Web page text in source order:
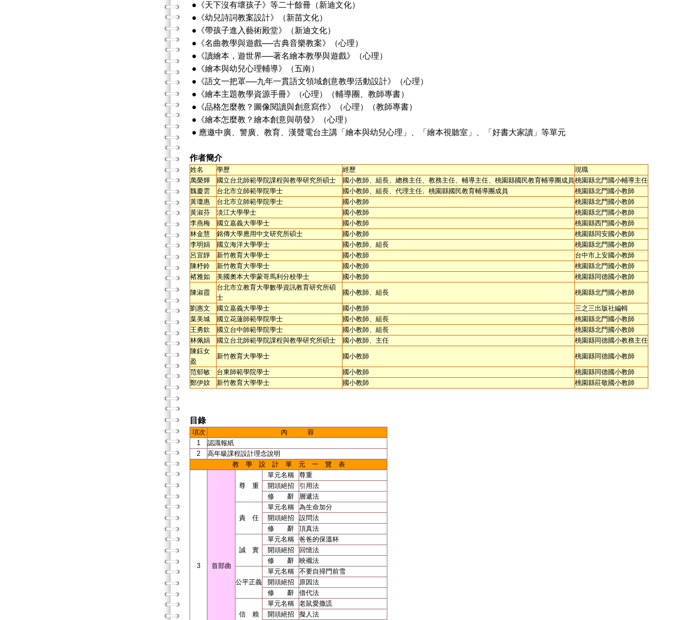
●《天下沒有壞孩子》等二十餘冊（新迪文化）
●《幼兒詩詞教案設計》（新苗文化）
●《帶孩子進入藝術殿堂》（新迪文化）
●《名曲教學與遊戲──古典音樂教案》（心理）
●《讀繪本，遊世界──著名繪本教學與遊戲》（心理）
●《繪本與幼兒心理輔導》（五南）
●《語文一把罩──九年一貫語文領域創意教學活動設計》（心理）
●《繪本主題教學資源手冊》（心理）（輔導團、教師專書）
●《品格怎麼教？圖像閱讀與創意寫作》（心理）（教師專書）
●《繪本怎麼教？繪本創意與萌發》（心理）
● 應邀中廣、警廣、教育、漢聲電台主講「繪本與幼兒心理」、「繪本視聽室」、「好書大家讀」等單元
作者簡介
姓名 學歷 經歷
現職
萬榮輝
國立台北師範學院課程與教學研究所碩士 國小教師、組長、總務主任、教務主任、輔導主任、桃園縣國民教育輔導團成員 桃園縣北門國小輔導主任
魏慶雲
台北市立師範學院學士 國小教師、組長、代理主任、桃園縣國民教育輔導團成員
桃園縣北門國小教師
黃瓊惠
台北市立師範學院學士 國小教師
桃園縣北門國小教師
黃淑芬
淡江大學學士 國小教師
桃園縣北門國小教師
李燕梅
國立嘉義大學學士 國小教師
桃園縣西門國小教師
林金慧
銘傳大學應用中文研究所碩士 國小教師
桃園縣同安國小教師
李明娟
國立海洋大學學士 國小教師、組長
桃園縣北門國小教師
呂宜靜
新竹教育大學學士 國小教師
台中市上安國小教師
陳杼鈴
新竹教育大學學士 國小教師
桃園縣北門國小教師
褚雅如
美國奧本大學蒙哥馬利分校學士 國小教師 桃園縣同德國小教師
陳淑霞
台北市立教育大學數學資訊教育研究所碩
士
國小教師、組長 桃園縣北門國小教師
劉惠文 國立嘉義大學學士 國小教師
三之三出版社編輯
葉美城
國立花蓮師範學院學士 國小教師、組長
桃園縣北門國小教師
王勇欽
國立台中師範學院學士 國小教師、組長
桃園縣北門國小教師
林佩娟
國立台北師範學院課程與教學研究所碩士 國小教師、主任
桃園縣同德國小教務主任
陳鈺女
盈
新竹教育大學學士 國小教師 桃園縣同德國小教師
范郁敏 台東師範學院學士 國小教師
桃園縣同德國小教師
鄭伊妏
新竹教育大學學士 國小教師 桃園縣莊敬國小教師
目錄
項次
內 容
1
認識報紙
2
高年級課程設計理念說明
教 學 設 計 單 元 一 覽 表
3 首部曲
尊 重
單元名稱
尊重
開頭絕招
引用法
修 辭
層遞法
責 任
單元名稱
為生命加分
開頭絕招
設問法
修 辭
頂真法
誠 實
單元名稱
爸爸的保溫杯
開頭絕招
回憶法
修 辭
映襯法
公平正義
單元名稱
不要自掃門前雪
開頭絕招
原因法
修 辭
借代法
信 賴
單元名稱
老鼠愛撒謊
開頭絕招
擬人法